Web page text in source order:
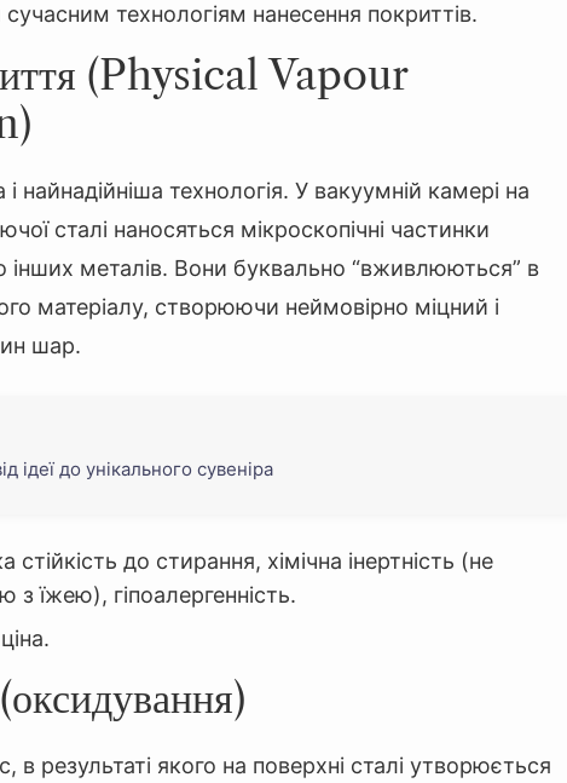
сучасним технологіям нанесення покриттів.
(Physical Vapour
найнадійніша технологія. У вакуумній камері на
сталі наносяться мікроскопічні частинки
інших металів. Вони буквально “вживлюються” в
матеріалу, створюючи неймовірно міцний і
шар.
ідеї до унікального сувеніра
стійкість до стирання, хімічна інертність (не
з їжею), гіпоалергенність.
в результаті якого на поверхні сталі утворюється